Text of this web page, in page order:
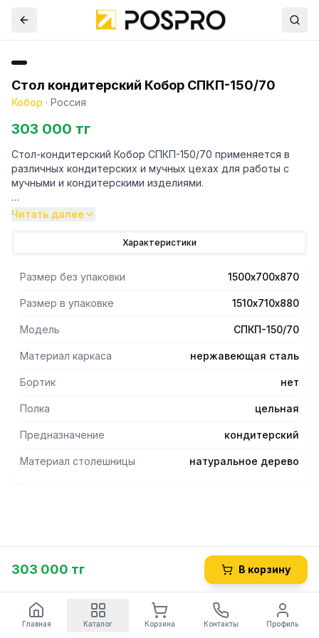
Стол кондитерский Кобор СПКП-150/70
Кобор · Россия
303 000 тг
Стол-кондитерский Кобор СПКП-150/70 применяется в
различных кондитерских и мучных цехах для работы с
мучными и кондитерскими изделиями.
- Снизу сплошная полка.
толщиной 40 мм и каркаса выполненного из
-Рекомендуемая нагрузка на стол не более 100 кг.
- Ножки стола регулируются по высоте, что помогает
избежать наклона рабочей поверхности стола.
- Стол предназначен для размещения в помещении и
Читать далее
Характеристики
Размер без упаковки 1500х700х870
Размер в упаковке 1510х710х880
Модель СПКП-150/70
Материал каркаса нержавеющая сталь
Бортик нет
Полка цельная
Предназначение кондитерский
Материал столешницы натуральное дерево
303 000 тг В корзину
Главная Каталог Корзина Контакты Профиль